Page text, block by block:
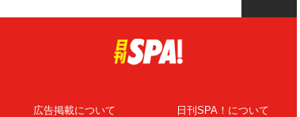
広告掲載について 日刊SPA！について